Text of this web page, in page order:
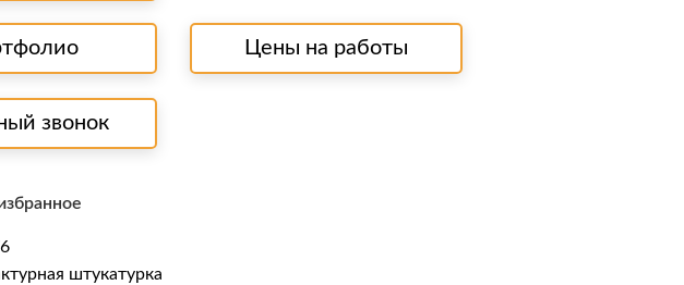
Цены на работы
звонок
штукатурка